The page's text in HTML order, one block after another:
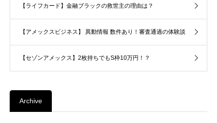
【ライフカード】金融ブラックの救世主の理由は？
【アメックスビジネス】 異動情報 数件あり！審査通過の体験談
【セゾンアメックス】2枚持ちでもS枠10万円！？
Archive